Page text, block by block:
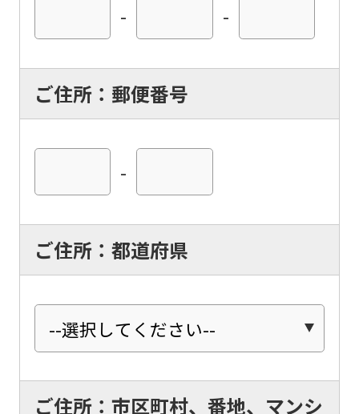
- -
ご住所：郵便番号
-
ご住所：都道府県
ご住所：市区町村、番地、マンシ